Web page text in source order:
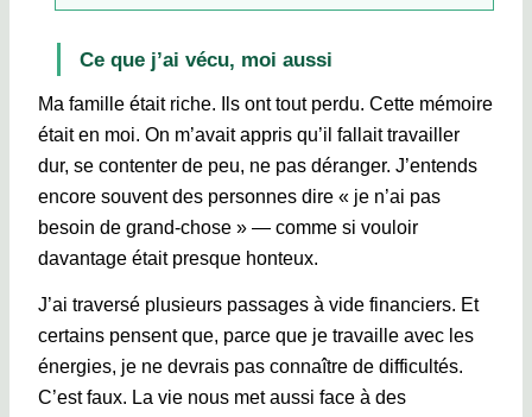
Ce que j’ai vécu, moi aussi
Ma famille était riche. Ils ont tout perdu. Cette mémoire
était en moi. On m’avait appris qu’il fallait travailler
dur, se contenter de peu, ne pas déranger. J’entends
encore souvent des personnes dire « je n’ai pas
besoin de grand-chose » — comme si vouloir
davantage était presque honteux.
J’ai traversé plusieurs passages à vide financiers. Et
certains pensent que, parce que je travaille avec les
énergies, je ne devrais pas connaître de difficultés.
C’est faux. La vie nous met aussi face à des